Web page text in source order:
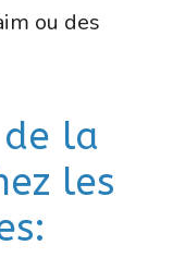
ou des
de la
les